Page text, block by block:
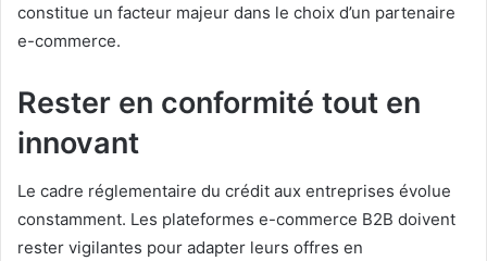
constitue un facteur majeur dans le choix d’un partenaire
e-commerce.
Rester en conformité tout en
innovant
Le cadre réglementaire du crédit aux entreprises évolue
constamment. Les plateformes e-commerce B2B doivent
rester vigilantes pour adapter leurs offres en